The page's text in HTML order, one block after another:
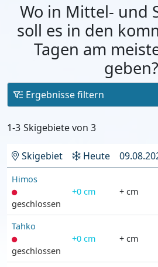
Wo in Mittel- und
soll es in den
Tagen am
geben?
Ergebnisse filtern
1-3 Skigebiete von 3
Skigebiet Heute
Himos
geschlossen
+0 cm + cm
Tahko
geschlossen
+0 cm + cm